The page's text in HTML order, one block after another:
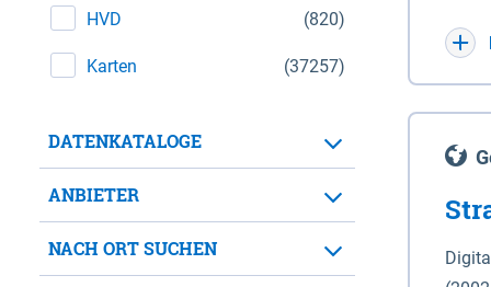
(820)
HVD
(37257)
Karten
DATENKATALOGE
ANBIETER
NACH ORT SUCHEN
WGS
für
der in